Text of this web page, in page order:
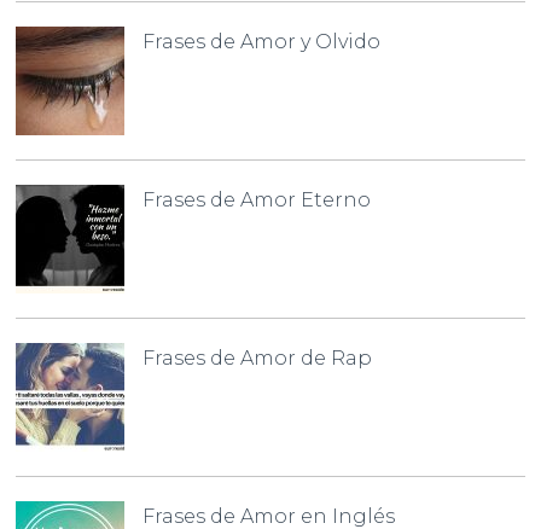
Frases de Amor y Olvido
Frases de Amor Eterno
Frases de Amor de Rap
Frases de Amor en Inglés